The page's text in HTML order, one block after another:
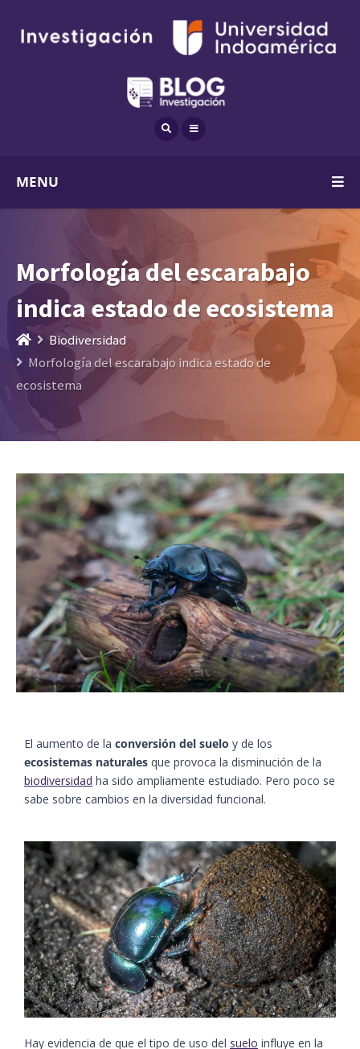
MENU
Morfología del escarabajo
indica estado de ecosistema
Biodiversidad
Morfología del escarabajo indica estado de
ecosistema
El aumento de la conversión del suelo y de los
ecosistemas naturales que provoca la disminución de la
biodiversidad ha sido ampliamente estudiado. Pero poco se
sabe sobre cambios en la diversidad funcional.
Hay evidencia de que el tipo de uso del suelo influye en la